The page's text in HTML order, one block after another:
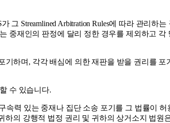
Streamlined Arbitration Rules에 따라 관리하
중재인의 판정에 달리 정한 경우를 제외하고 각
하며, 각각 배심에 의한 재판을 받을 권리를 포
수 있습니다.
력 있는 중재나 집단 소송 포기를 그 법률이
의 강행적 법정 권리 및 귀하의 상거소지 법원